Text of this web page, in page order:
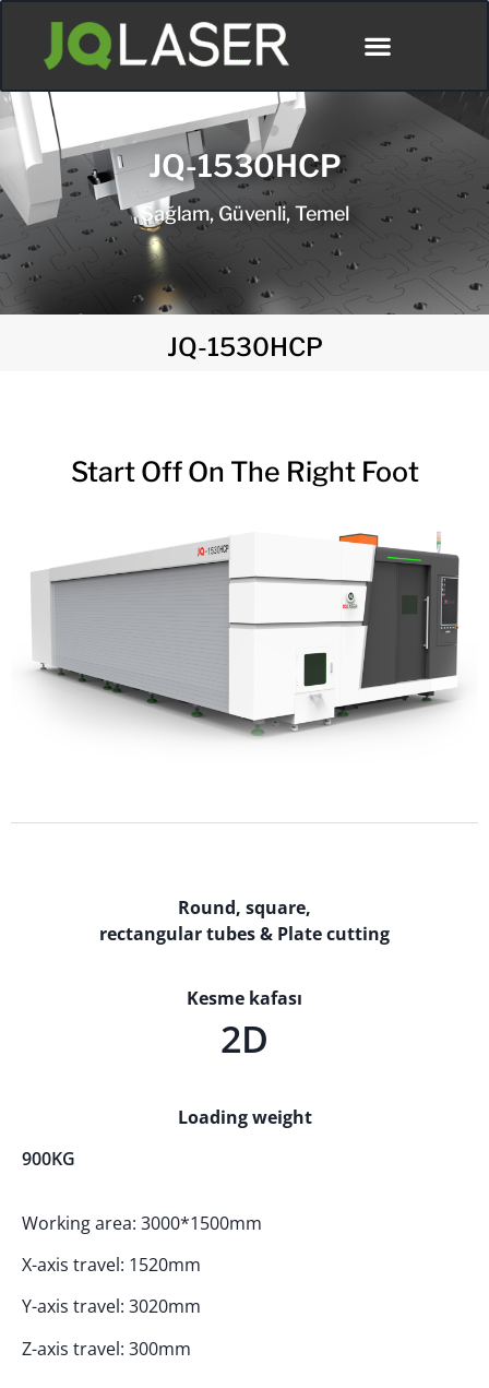
JQ-1530HCP
Sağlam, Güvenli, Temel
JQ-1530HCP
Start Off On The Right Foot
Round, square,
rectangular tubes & Plate cutting
Kesme kafası
2D
Loading weight
900KG
Working area: 3000*1500mm
X-axis travel: 1520mm
Y-axis travel: 3020mm
Z-axis travel: 300mm